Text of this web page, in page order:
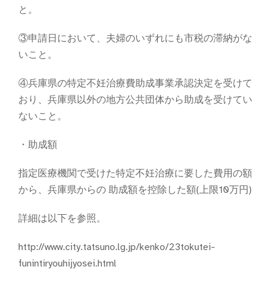
と。
③申請日において、夫婦のいずれにも市税の滞納がな
いこと。
④兵庫県の特定不妊治療費助成事業承認決定を受けて
おり、兵庫県以外の地方公共団体から助成を受けてい
ないこと。
・助成額
指定医療機関で受けた特定不妊治療に要した費用の額
から、兵庫県からの 助成額を控除した額(上限10万円)
詳細は以下を参照。
http://www.city.tatsuno.lg.jp/kenko/23tokutei-
funintiryouhijyosei.html